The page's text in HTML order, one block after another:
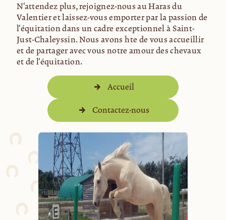
N'attendez plus, rejoignez-nous au Haras du
Valentier et laissez-vous emporter par la passion de
l'équitation dans un cadre exceptionnel à Saint-
Just-Chaleyssin. Nous avons hâte de vous accueillir
et de partager avec vous notre amour des chevaux
et de l'équitation.
Accueil
Contactez-nous